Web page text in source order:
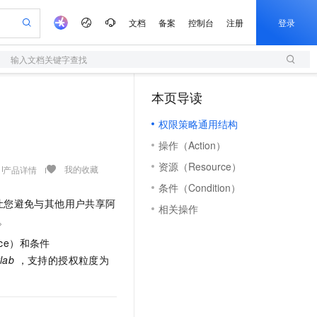
文档 备案 控制台 注册 登录
输入文档关键字查找
产品详情 我的收藏
避免与其他用户共享阿
）和条件
，支持的授权粒度为
本页导读
权限策略通用结构
操作（Action）
资源（Resource）
条件（Condition）
相关操作
1.1-T2V
1.1-I2V
语音识别与合成
Qwen3-TTS-Flash
全托管，含MySQL、PostgreSQL、SQL Server、MariaDB多引擎
能体编程平台
100%兼容MySQL、PostgreSQL，兼容Oracle，支持集中和分布式
轻量应用服务器
数字证书管理服务（原SSL证书）
实现全站HTTPS，呈现可信的WEB访问
短信服务
V4-Pro
专属 QwenPaw HOT
从聊天伙伴进化为能主动干活的本地数字员工
企业门户网站
以可视化方式快速构建移动和 PC 门户网站
一句话生成原生可编辑精美 PPT 文稿
输入一句话想法, 轻松生成专业的 PPT
一键部署幻兽帕鲁游戏服务器
一键购买专属联机服务器，轻松开启游戏
漫剧工坊：一站式动画创作平台
快速生产连贯的高质量长漫剧
创作，一键激活电商全链路生产力
生成，高效打造优质广告素材
无忧落地极速上线
AI 活动
AI 生产力先锋
先锋实践拓展 AI 生产力的边界
飞天发布时刻
所见，即是所愿
AI 实训营
从基础到进阶，Agent 创客手把手教你
阿里云 OPC 创新助力计划
Token 补贴，五大权
益加速 OPC 成功
专业服务
公司注册
上云迁移
计划
Cloud ISV 合作
服务伙伴合作计划
Al MaaS 服务伙伴赋能合作
伙伴信用分合作计划
更多支持
合作伙伴培训与认证
开发者社区
镜像站
加入我们
校园招聘